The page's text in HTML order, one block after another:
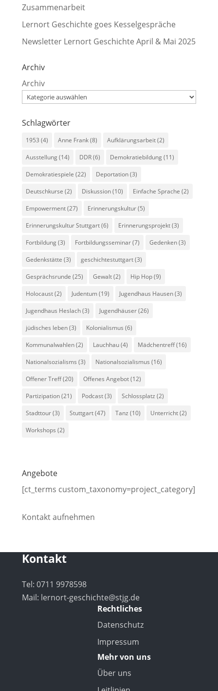
Zusammenarbeit
Lernort Geschichte goes Kesselgespräche
Newsletter Lernort Geschichte April & Mai 2025
Archiv
Archiv
Schlagwörter
1953 (4) Anne Frank(8) Aufklärungsarbeit(2)
Ausstellung(14) DDR(6) Demokratiebildung(11)
Demokratiespiele (22) Deportation(3)
Deutschkurse (2) Diskussion(10) Einfache Sprache (2)
Empowerment(27) Erinnerungskultur(5)
Erinnerungskultur Stuttgart(6) Erinnerungsprojekt(3)
Fortbildung(3) Fortbildungsseminar(7) Gedenken(3)
Gedenkstätte (3) geschichtestuttgart(3)
Gesprächsrunde (25) Gewalt(2) Hip Hop(9)
Holocaust(2) Judentum(19) Jugendhaus Hausen(3)
Jugendhaus Heslach(3) Jugendhäuser(26)
jüdisches leben(3) Kolonialismus (6)
Kommunalwahlen(2) Lauchhau(4) Mädchentreff(16)
Nationalsozialisms (3) Nationalsozialismus (16)
Offener Treff(20) Offenes Angebot(12)
Partizipation(21) Podcast(3) Schlossplatz (2)
Stadttour(3) Stuttgart(47) Tanz (10) Unterricht(2)
Workshops (2)
Angebote
[ct_terms custom_taxonomy=project_category]
Kontakt aufnehmen
Kontakt
Tel: 0711 9978598
Mail: lernort-geschichte@stjg.de
Rechtliches
Datenschutz
Impressum
Mehr von uns
Über uns